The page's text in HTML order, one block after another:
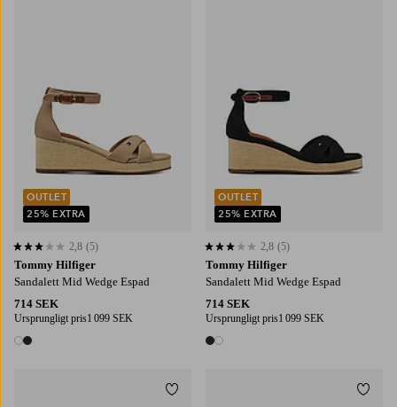
Tommy Hilfiger
Sandalett Mid Wedge Espad
714 SEK
Ursprungligt pris1 099 SEK
2 färger
2,8 baserat på 5 st betyg
2,8 (5)
OUTLET
25% EXTRA
Tommy Hilfiger
Sandalett Mid Wedge Espad
714 SEK
Ursprungligt pris1 099 SEK
2 färger
2,8 baserat på 5 st betyg
2,8 (5)
OUTLET
25% EXTRA
Lägg till i favoriter